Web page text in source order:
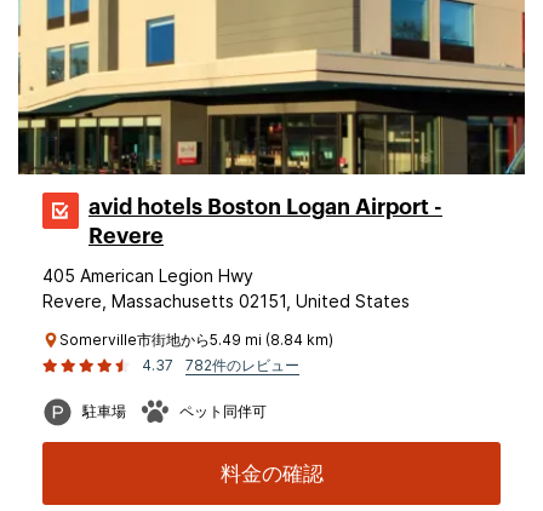
avid hotels Boston Logan Airport -
Revere
405 American Legion Hwy
Revere, Massachusetts 02151, United States
Somerville市街地から5.49 mi (8.84 km)
4.37
782件のレビュー
駐車場 ペット同伴可
料金の確認